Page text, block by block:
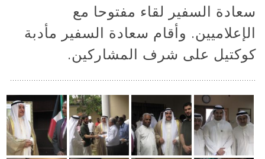
سعادة السفير لقاء مفتوحا مع
الإعلاميين. وأقام سعادة السفير مأدبة
كوكتيل على شرف المشاركين.